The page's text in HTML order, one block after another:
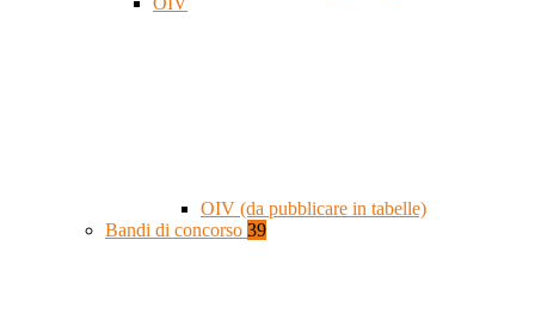
OIV (da pubblicare in tabelle)
Bandi di concorso 39